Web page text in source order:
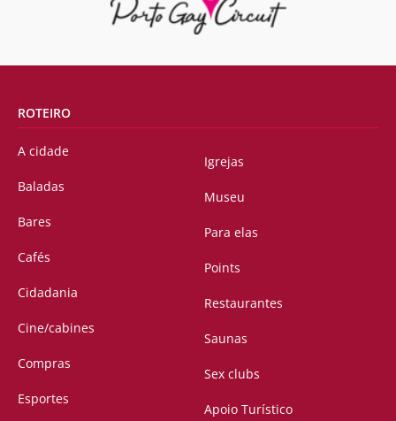
ROTEIRO
A cidade
Baladas
Bares
Cafés
Cidadania
Cine/cabines
Compras
Esportes
Igrejas
Museu
Para elas
Points
Restaurantes
Saunas
Sex clubs
Apoio Turístico